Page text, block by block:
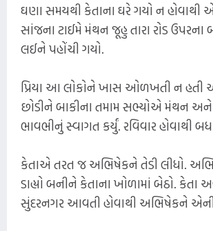
ઘણા સમયથી કેતાના ઘરે ગયો ન હોવાથી
સાંજના ટાઈમે મંથન જૂહુ તારા રોડ
લઈને પહોંચી ગયો.
પ્રિયા આ લોકોને ખાસ ઓળખતી ન
છોડીને બાકીના તમામ સભ્યોએ મંથન
ભાવભીનું સ્વાગત કર્યું. રવિવાર હોવાથી
કેતાએ તરત જ અભિષેકને તેડી લીધો.
ડાહ્યો બનીને કેતાના ખોળામાં બેઠો. કેતા
સુંદરનગર આવતી હોવાથી અભિષેકને એની